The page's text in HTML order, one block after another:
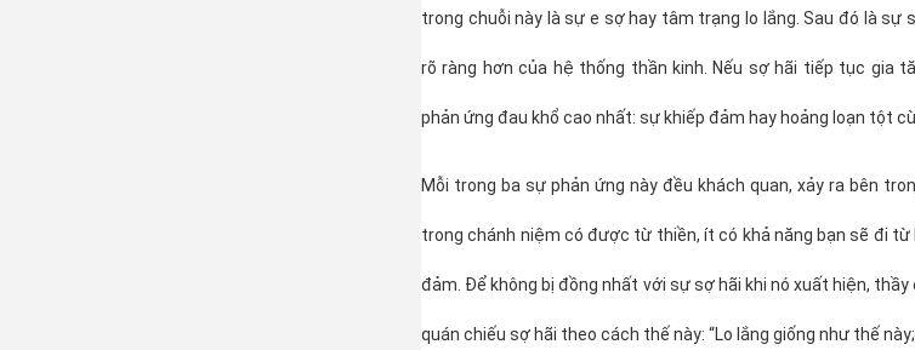
trong chuỗi này là sự e sợ hay tâm trạng lo lắng. Sau đó là sự
rõ ràng hơn của hệ thống thần kinh. Nếu sợ hãi tiếp tục gia
phản ứng đau khổ cao nhất: sự khiếp đảm hay hoảng loạn tột
Mỗi trong ba sự phản ứng này đều khách quan, xảy ra bên
trong chánh niệm có được từ thiền, ít có khả năng bạn sẽ đi từ
đảm. Để không bị đồng nhất với sự sợ hãi khi nó xuất hiện,
quán chiếu sợ hãi theo cách thế này: “Lo lắng giống như thế